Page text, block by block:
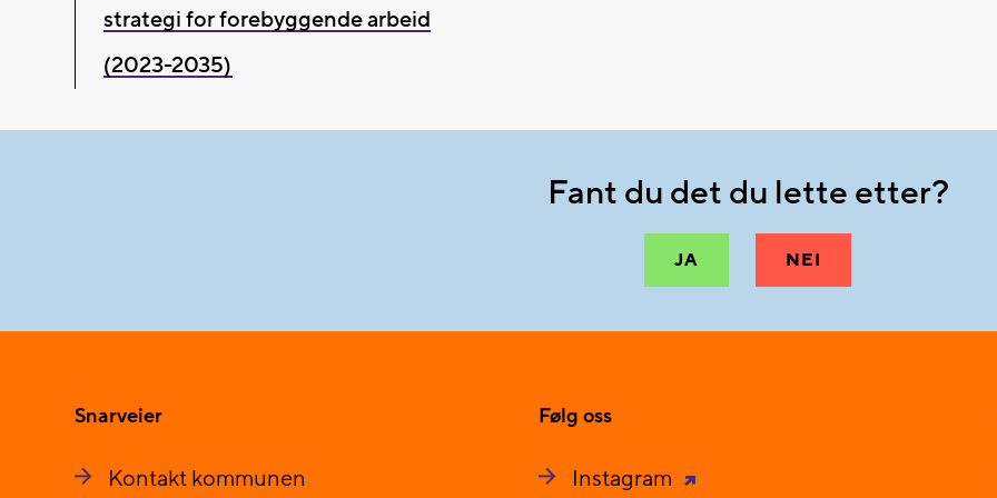
strategi for forebyggende arbeid
(2023-2035)
Fant du det du lette etter?
JA NEI
Snarveier
Kontakt kommunen
Følg oss
Instagram